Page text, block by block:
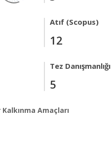
Atıf (Scopus)
12
Tez Danışmanlığı
5
Amaçları